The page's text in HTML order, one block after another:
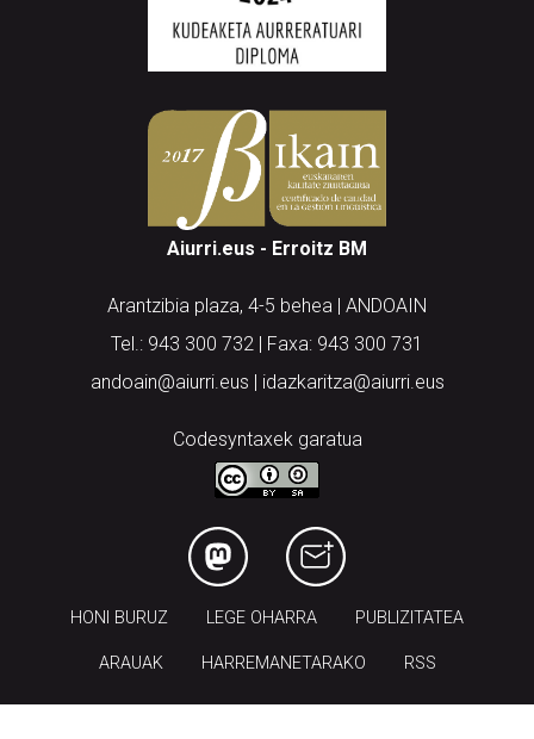
Aiurri.eus - Erroitz BM
Arantzibia plaza, 4-5 behea | ANDOAIN
Tel.: 943 300 732 | Faxa: 943 300 731
andoain@aiurri.eus | idazkaritza@aiurri.eus
Codesyntaxek garatua
HONI BURUZ LEGE OHARRA PUBLIZITATEA
ARAUAK HARREMANETARAKO RSS